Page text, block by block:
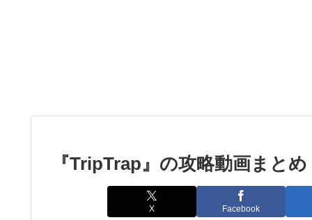
『TripTrap』の攻略動画まとめ
X Facebook